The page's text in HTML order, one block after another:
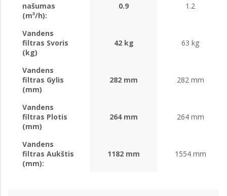
našumas
(m³/h):
0.9 1.2
Vandens
filtras Svoris
(kg)
42 kg 63 kg
Vandens
filtras Gylis
(mm)
282 mm 282 mm
Vandens
filtras Plotis
(mm)
264 mm 264 mm
Vandens
filtras Aukštis
(mm):
1182 mm 1554 mm